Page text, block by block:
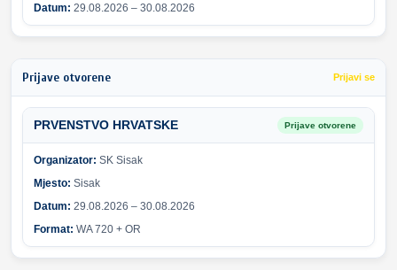
Datum: 29.08.2026 – 30.08.2026
Prijave otvorene Prijavi se
PRVENSTVO HRVATSKE Prijave otvorene
Organizator: SK Sisak
Mjesto: Sisak
Datum: 29.08.2026 – 30.08.2026
Format: WA 720 + OR